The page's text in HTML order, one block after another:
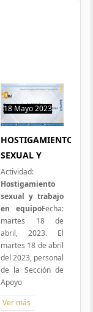
18 Mayo 2023
HOSTIGAMIENTO
SEXUAL Y
Actividad:
Hostigamiento
sexual y trabajo
en equipoFecha:
martes 18 de
abril, 2023. El
martes 18 de abril
del 2023, personal
de la Sección de
Apoyo
Ver más